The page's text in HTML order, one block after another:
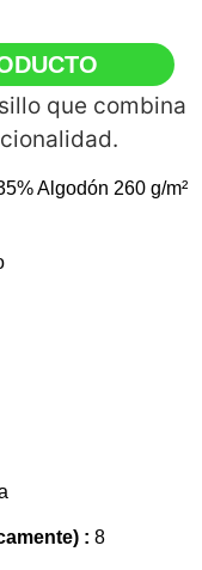
que combina
Algodón 260 g/m²
: 8